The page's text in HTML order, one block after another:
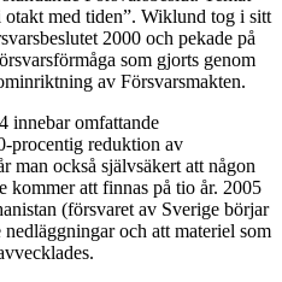
med tiden”. Wiklund tog i sitt
2000 och pekade på
som gjorts genom
av Försvarsmakten.
innebar omfattande
procentig reduktion av
man också självsäkert att någon
kommer att finnas på tio år. 2005
(försvaret av Sverige börjar
och att materiel som